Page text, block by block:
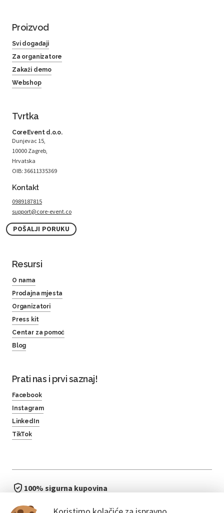
Proizvod
Svi događaji
Za organizatore
Zakaži demo
Webshop
Tvrtka
CoreEvent d.o.o.
Dunjevac 15,
10000 Zagreb,
Hrvatska
OIB: 36611335369
Kontakt
0989187815
support@core-event.co
POŠALJI PORUKU
Resursi
O nama
Prodajna mjesta
Organizatori
Press kit
Centar za pomoć
Blog
Prati nas i prvi saznaj!
Facebook
Instagram
LinkedIn
TikTok
100% sigurna kupovina